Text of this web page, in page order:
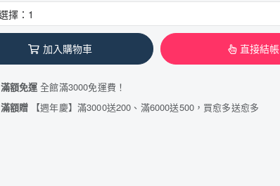
加入購物車 直接結帳
滿額免運全館滿3000免運費！
滿額贈 【週年慶】滿3000送200、滿6000送500，買愈多送愈多